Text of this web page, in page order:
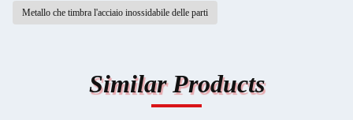
Metallo che timbra l'acciaio inossidabile delle parti
Similar Products